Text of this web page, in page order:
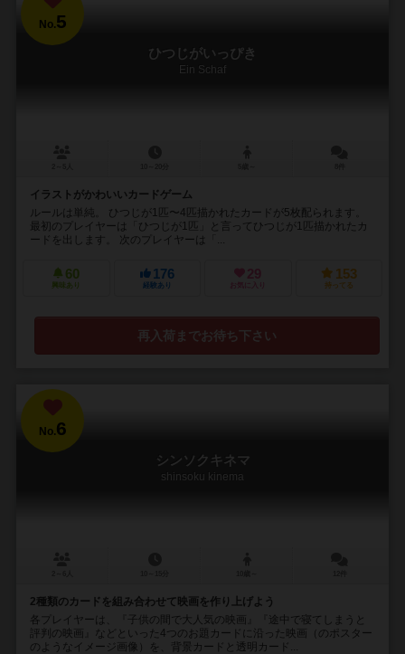
No.5
ひつじがいっぴき
Ein Schaf
イラストがかわいいカードゲーム
ルールは単純。 ひつじが1匹〜4匹描かれたカードが5枚配られます。
最初のプレイヤーは「ひつじが1匹」と言ってひつじが1匹描かれたカ
ードを出します。 次のプレイヤーは「...
60
興味あり
176
経験あり
29
お気に入り
153
持ってる
再入荷までお待ち下さい
No.6
シンソクキネマ
shinsoku kinema
2種類のカードを組み合わせて映画を作り上げよう
各プレイヤーは、『子供の間で大人気の映画』『途中で寝てしまうと
評判の映画』などといった4つのお題カードに沿った映画（のポスター
のようなイメージ画像）を、背景カードと透明カード...